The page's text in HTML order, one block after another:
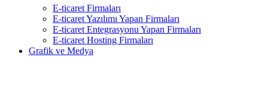
E-ticaret Firmaları
E-ticaret Yazılımı Yapan Firmaları
E-ticaret Entegrasyonu Yapan Firmaları
E-ticaret Hosting Firmaları
Grafik ve Medya